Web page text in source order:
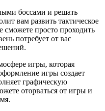
боссами и решать
вам развить тактическое
просто проходить
потребует от вас
игры, которая
игры создает
графическую
оторваться от игры и